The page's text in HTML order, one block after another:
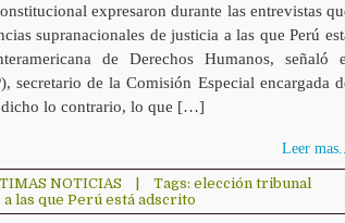
expresaron durante las entrevistas
supranacionales de justicia a las que Perú
de Derechos Humanos, señaló
secretario de la Comisión Especial encargada
lo contrario, lo que […]
Leer mas...
NOTICIAS Tags: elección tribunal
las que Perú está adscrito